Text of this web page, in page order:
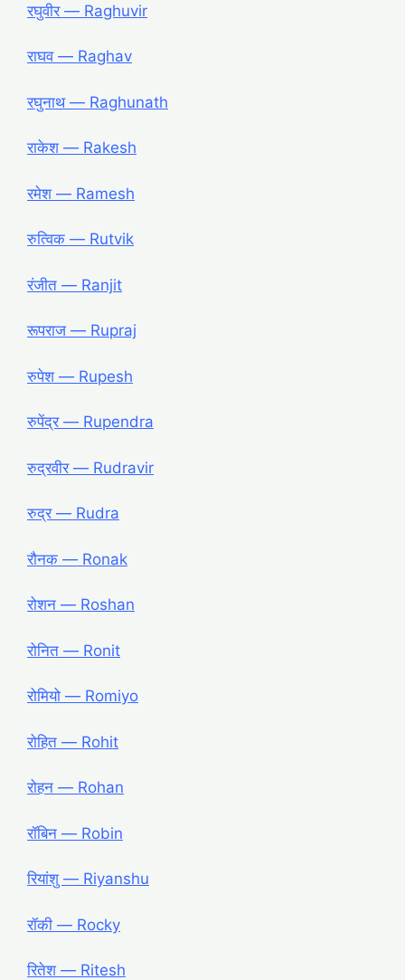
रघुवीर ― Raghuvir
राघव ― Raghav
रघुनाथ ― Raghunath
राकेश ― Rakesh
रमेश ― Ramesh
रुत्विक ― Rutvik
रंजीत ― Ranjit
रूपराज ― Rupraj
रुपेश ― Rupesh
रुपेंद्र ― Rupendra
रुद्रवीर ― Rudravir
रुद्र ― Rudra
रौनक ― Ronak
रोशन ― Roshan
रोनित ― Ronit
रोमियो ― Romiyo
रोहित ― Rohit
रोहन ― Rohan
रॉबिन ― Robin
रियांशु ― Riyanshu
रॉकी ― Rocky
रितेश ― Ritesh